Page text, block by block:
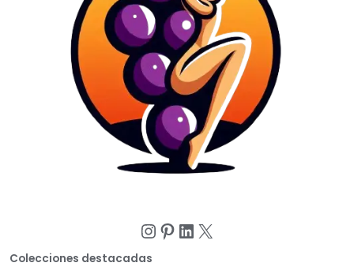
Instagram
Pinterest
LinkedIn
X
Colecciones destacadas